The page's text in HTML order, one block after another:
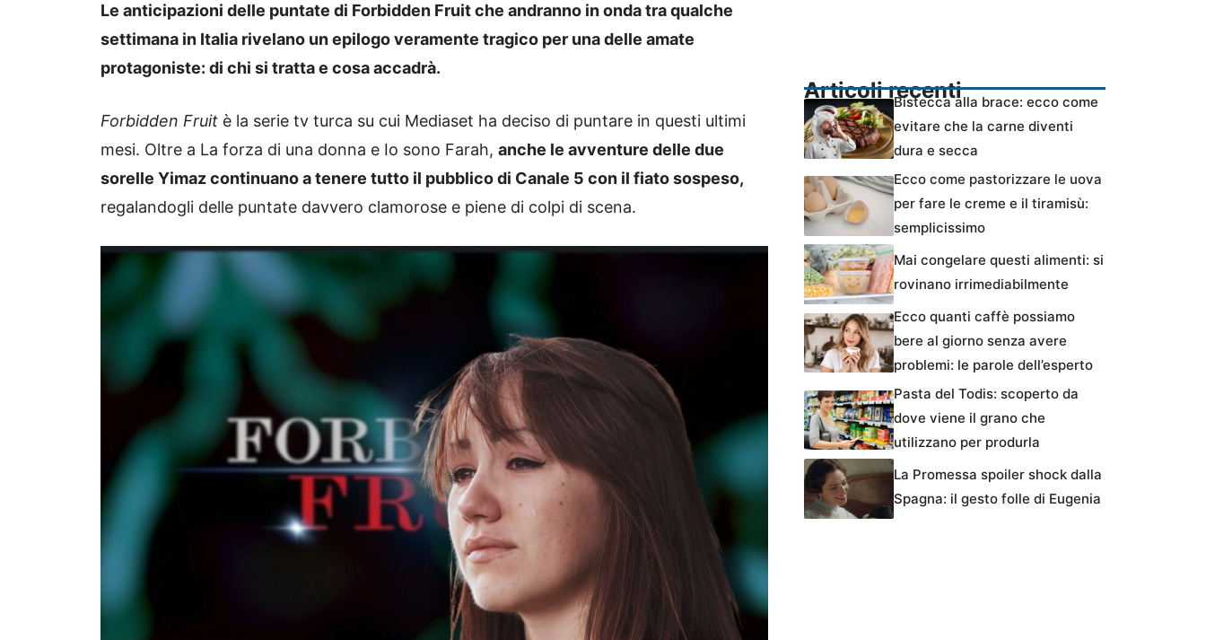
Le anticipazioni delle puntate di Forbidden Fruit che andranno in onda tra qualche
settimana in Italia rivelano un epilogo veramente tragico per una delle amate
protagoniste: di chi si tratta e cosa accadrà.
Forbidden Fruit è la serie tv turca su cui Mediaset ha deciso di puntare in questi ultimi
mesi. Oltre a La forza di una donna e Io sono Farah, anche le avventure delle due
sorelle Yimaz continuano a tenere tutto il pubblico di Canale 5 con il fiato sospeso,
regalandogli delle puntate davvero clamorose e piene di colpi di scena.
Articoli recentiBistecca alla brace: ecco come
evitare che la carne diventi
dura e secca
Ecco come pastorizzare le uova
per fare le creme e il tiramisù:
semplicissimo
Mai congelare questi alimenti: si
rovinano irrimediabilmente
Ecco quanti caffè possiamo
bere al giorno senza avere
problemi: le parole dell’esperto
Pasta del Todis: scoperto da
dove viene il grano che
utilizzano per produrla
La Promessa spoiler shock dalla
Spagna: il gesto folle di Eugenia